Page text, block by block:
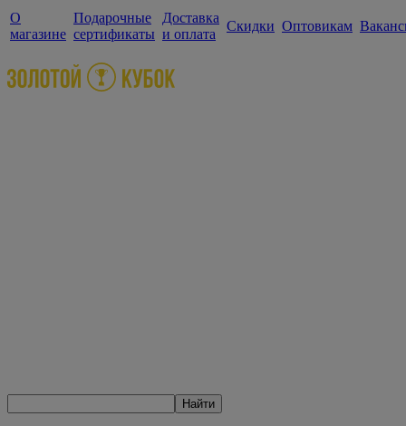
О
магазине
Подарочные
сертификаты
Доставка
и оплата
Скидки Оптовикам
Найти